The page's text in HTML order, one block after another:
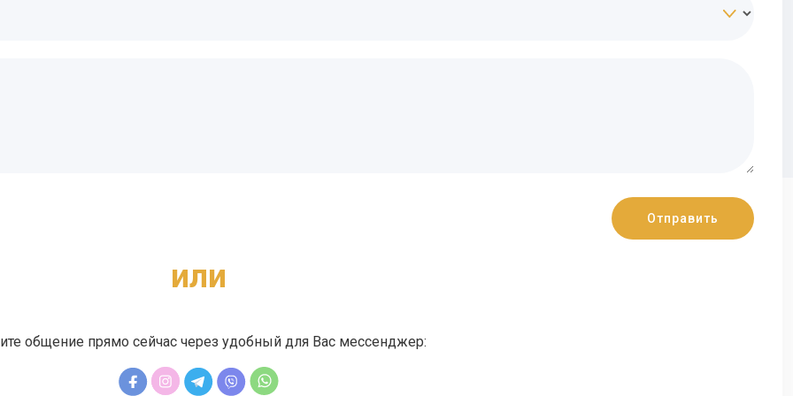
или
общение прямо сейчас через удобный для Вас мессенджер: